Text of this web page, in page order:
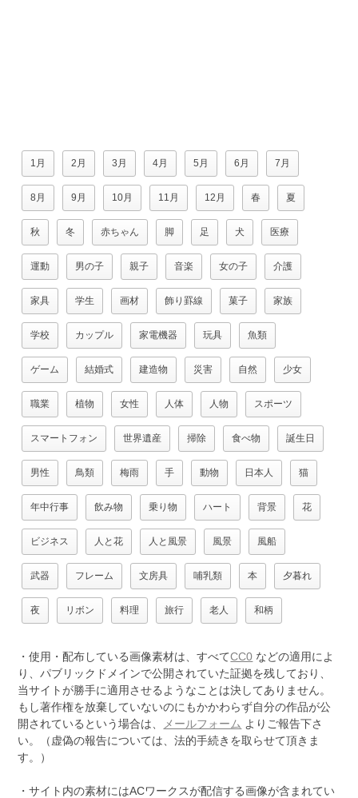
1月 2月 3月 4月 5月 6月 7月
8月 9月 10月 11月 12月 春 夏
秋 冬 赤ちゃん 脚 足 犬 医療
運動 男の子 親子 音楽 女の子 介護
家具 学生 画材 飾り罫線 菓子 家族
学校 カップル 家電機器 玩具 魚類
ゲーム 結婚式 建造物 災害 自然 少女
職業 植物 女性 人体 人物 スポーツ
スマートフォン 世界遺産 掃除 食べ物 誕生日
男性 鳥類 梅雨 手 動物 日本人 猫
年中行事 飲み物 乗り物 ハート 背景 花
ビジネス 人と花 人と風景 風景 風船
武器 フレーム 文房具 哺乳類 本 夕暮れ
夜 リボン 料理 旅行 老人 和柄
・使用・配布している画像素材は、すべてCC0 などの適用によ
り、パブリックドメインで公開されていた証拠を残しており、
当サイトが勝手に適用させるようなことは決してありません。
もし著作権を放棄していないのにもかかわらず自分の作品が公
開されているという場合は、
メールフォーム よりご報告下さ
い。（虚偽の報告については、法的手続きを取らせて頂きま
す。）
・サイト内の素材にはACワークスが配信する画像が含まれてい